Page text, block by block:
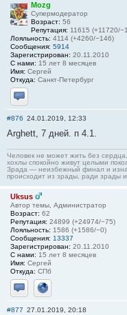
Mozg
Супермодератор
Возраст: 56
Репутация: 11615 (+11720/
Лояльность: 4114 (+4260/−146)
Сообщения: 5914
Зарегистрирован: 20.11.2010
С нами: 15 лет 8 месяцев
Имя: Сергей
Откуда: Санкт-Петербург
Отправить личное
#876 24.01.2019, 12:33
Arghett, 7 дней. п 4.1.
Человек не может жить без
хохлы спокойно живут целыми
Зрада — неизбежный финал и
происходит из зрады, ради зрады
Uksus
Автор темы, Администратор
Возраст: 62
Репутация: 24899 (+24974/−75)
Лояльность: 1586 (+1586/−0)
Сообщения: 13337
Зарегистрирован: 20.11.2010
С нами: 15 лет 8 месяцев
Имя: Сергей
Откуда: СПб
Отправить личное
Сайт
#877 27.01.2019, 20:18